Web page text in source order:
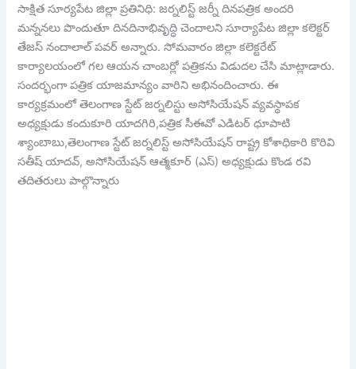
సాక్షిత సూర్యపేట జిల్లా ప్రతినిధి: జర్నలిస్ట్ జర్నీ దినపత్రిక అందరి
మన్ననలు పొందుతూ దినదినాభివృద్ధి చెందాలని సూర్యాపేట జిల్లా కలెక్టర్
తేజస్ నందాలాల్ పవర్ అన్నారు. సోమవారం జిల్లా కలెక్టరేట్
కార్యాలయంలో గల ఆయన చాంబర్లో పత్రికను విడుదల చేసి మాట్లాడారు.
సందర్భంగా పత్రిక యాజమాన్యం వారిని అభినందించారు. ఈ
కార్యక్రమంలో తెలంగాణ స్టేట్ జర్నలిస్టు అసోసియేషన్ వ్యవస్థాపక
అధ్యక్షుడు కందుకూరి యాదగిరి,పత్రిక సీఈవో ఎడిటర్ ధూపాటి
శ్యాంబాబు,తెలంగాణ స్టేట్ జర్నలిస్ట్ అసోసియేషన్ రాష్ట్ర కోశాధికారి కొరివి
సతీష్ యాదవ్, అసోసియేషన్ ఆత్మకూర్ (ఎస్) అధ్యక్షుడు కొండ రవి
తదితరులు పాల్గొన్నారు